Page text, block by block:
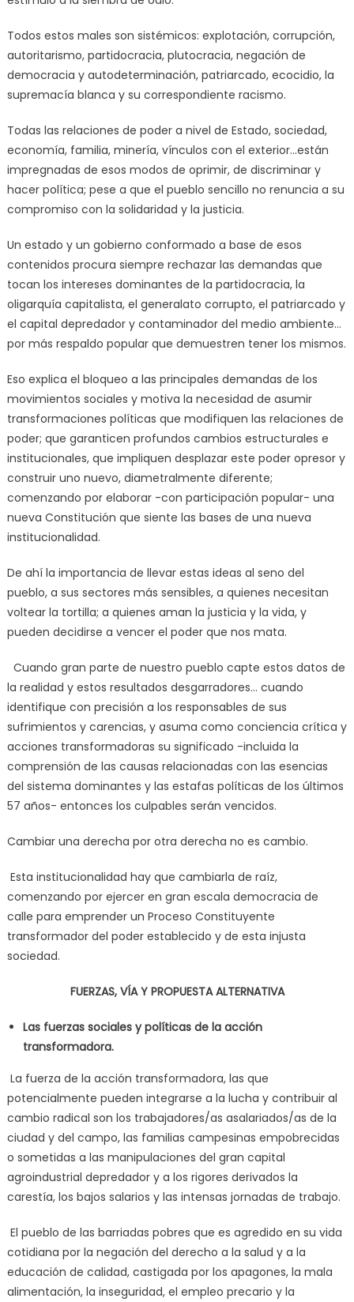
Todos estos males son sistémicos: explotación, corrupción,
autoritarismo, partidocracia, plutocracia, negación de
democracia y autodeterminación, patriarcado, ecocidio, la
supremacía blanca y su correspondiente racismo.
Todas las relaciones de poder a nivel de Estado, sociedad,
economía, familia, minería, vínculos con el exterior…están
impregnadas de esos modos de oprimir, de discriminar y
hacer política; pese a que el pueblo sencillo no renuncia a su
compromiso con la solidaridad y la justicia.
Un estado y un gobierno conformado a base de esos
contenidos procura siempre rechazar las demandas que
tocan los intereses dominantes de la partidocracia, la
oligarquía capitalista, el generalato corrupto, el patriarcado y
el capital depredador y contaminador del medio ambiente…
por más respaldo popular que demuestren tener los mismos.
Eso explica el bloqueo a las principales demandas de los
movimientos sociales y motiva la necesidad de asumir
transformaciones políticas que modifiquen las relaciones de
poder; que garanticen profundos cambios estructurales e
institucionales, que impliquen desplazar este poder opresor y
construir uno nuevo, diametralmente diferente;
comenzando por elaborar -con participación popular- una
nueva Constitución que siente las bases de una nueva
institucionalidad.
De ahí la importancia de llevar estas ideas al seno del
pueblo, a sus sectores más sensibles, a quienes necesitan
voltear la tortilla; a quienes aman la justicia y la vida, y
pueden decidirse a vencer el poder que nos mata.
Cuando gran parte de nuestro pueblo capte estos datos de
la realidad y estos resultados desgarradores… cuando
identifique con precisión a los responsables de sus
sufrimientos y carencias, y asuma como conciencia crítica y
acciones transformadoras su significado -incluida la
comprensión de las causas relacionadas con las esencias
del sistema dominantes y las estafas políticas de los últimos
57 años- entonces los culpables serán vencidos.
Cambiar una derecha por otra derecha no es cambio.
Esta institucionalidad hay que cambiarla de raíz,
comenzando por ejercer en gran escala democracia de
calle para emprender un Proceso Constituyente
transformador del poder establecido y de esta injusta
sociedad.
FUERZAS, VÍA Y PROPUESTA ALTERNATIVA
Las fuerzas sociales y políticas de la acción
transformadora.
La fuerza de la acción transformadora, las que
potencialmente pueden integrarse a la lucha y contribuir al
cambio radical son los trabajadores/as asalariados/as de la
ciudad y del campo, las familias campesinas empobrecidas
o sometidas a las manipulaciones del gran capital
agroindustrial depredador y a los rigores derivados la
carestía, los bajos salarios y las intensas jornadas de trabajo.
El pueblo de las barriadas pobres que es agredido en su vida
cotidiana por la negación del derecho a la salud y a la
educación de calidad, castigada por los apagones, la mala
alimentación, la inseguridad, el empleo precario y la